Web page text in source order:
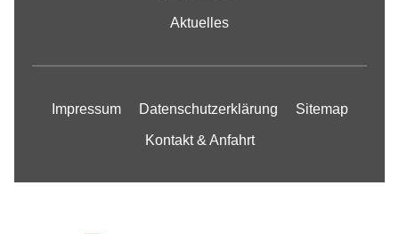
Aktuelles
Impressum Datenschutzerklärung Sitemap
Kontakt & Anfahrt